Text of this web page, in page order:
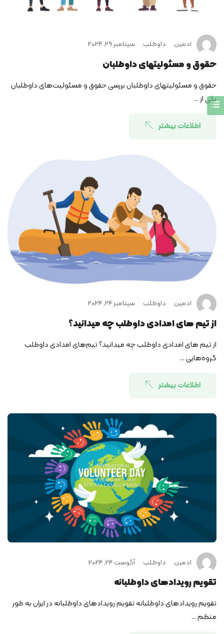
ادمین داوطلب سپتامبر 29, 2024
حقوق و مسئولیت­های داوطلبان
حقوق و مسئولیت­های داوطلبان بررسی حقوق و مسئولیت‌های داوطلبان
یکی از ...
اطلاعات بیشتر
ادمین داوطلب سپتامبر 24, 2024
از تیم­ های امدادی داوطلب چه می­دانید؟
از تیم­ های امدادی داوطلب چه می­دانید؟ تیم‌های امدادی داوطلب
گروه‌هایی ...
اطلاعات بیشتر
ادمین داوطلب آگوست 24, 2024
تقویم رویدادهای داوطلبانه
تقویم رویدادهای داوطلبانه تقویم رویدادهای داوطلبانه در ایران به طور
منظم ...